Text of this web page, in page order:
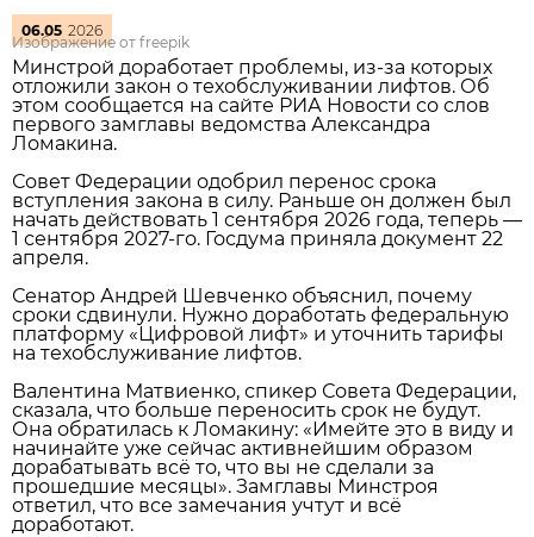
06.05 2026
Изображение от freepik
Минстрой доработает проблемы, из‑за которых
отложили закон о техобслуживании лифтов. Об
этом сообщается на сайте РИА Новости со слов
первого замглавы ведомства Александра
Ломакина.
Совет Федерации одобрил перенос срока
вступления закона в силу. Раньше он должен был
начать действовать 1 сентября 2026 года, теперь —
1 сентября 2027‑го. Госдума приняла документ 22
апреля.
Сенатор Андрей Шевченко объяснил, почему
сроки сдвинули. Нужно доработать федеральную
платформу «Цифровой лифт» и уточнить тарифы
на техобслуживание лифтов.
Валентина Матвиенко, спикер Совета Федерации,
сказала, что больше переносить срок не будут.
Она обратилась к Ломакину: «Имейте это в виду и
начинайте уже сейчас активнейшим образом
дорабатывать всё то, что вы не сделали за
прошедшие месяцы». Замглавы Минстроя
ответил, что все замечания учтут и всё
доработают.